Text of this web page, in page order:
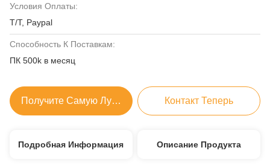
Условия Оплаты:
T/T, Paypal
Способность К Поставкам:
ПК 500k в месяц
Получите Самую Лучшую Цену Контакт Теперь
Подробная Информация Описание Продукта